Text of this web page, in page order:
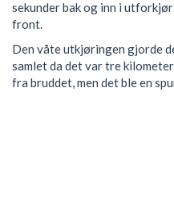
sekunder bak og inn i
front.
Den våte utkjøringen gjorde
samlet da det var tre
fra bruddet, men det ble en